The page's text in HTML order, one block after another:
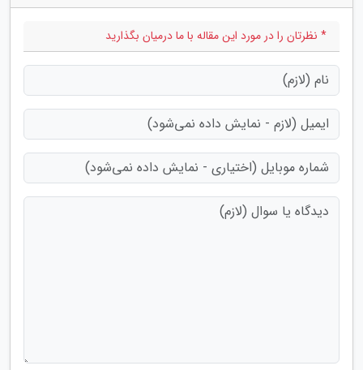
* نظرتان را در مورد این مقاله با ما درمیان بگذارید